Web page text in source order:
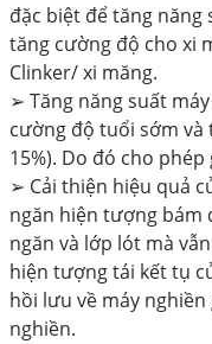
đặc biệt để tăng năng
tăng cường độ cho xi
Clinker/ xi măng.
➢ Tăng năng suất
cường độ tuổi sớm và
15%). Do đó cho
➢ Cải thiện hiệu quả
ngăn hiện tượng bám
ngăn và lớp lót mà
hiện tượng tái kết tụ
hồi lưu về máy
nghiền.